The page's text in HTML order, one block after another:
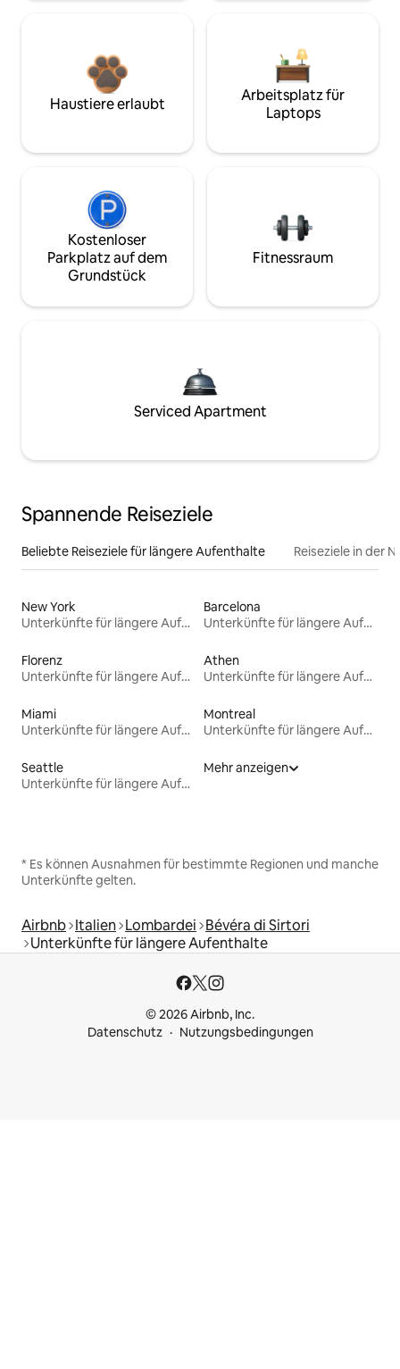
Haustiere erlaubt
Arbeitsplatz für
Laptops
Kostenloser
Parkplatz auf dem
Grundstück
Fitnessraum
Serviced Apartment
Spannende Reiseziele
Beliebte Reiseziele für längere Aufenthalte Reiseziele in der
New York
Unterkünfte für längere Aufenthalte
Barcelona
Unterkünfte für längere Aufenthalte
Florenz
Unterkünfte für längere Aufenthalte
Athen
Unterkünfte für längere Aufenthalte
Miami
Unterkünfte für längere Aufenthalte
Montreal
Unterkünfte für längere Aufenthalte
Seattle
Unterkünfte für längere Aufenthalte
Mehr anzeigen
* Es können Ausnahmen für bestimmte Regionen und manche
Unterkünfte gelten.
Airbnb Italien Lombardei Bévéra di Sirtori
Unterkünfte für längere Aufenthalte
© 2026 Airbnb, Inc.
Datenschutz
Nutzungsbedingungen